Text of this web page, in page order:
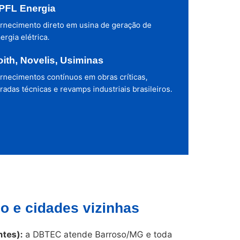
Energia
direto em usina de geração de
elétrica.
Novelis, Usiminas
contínuos em obras críticas,
técnicas e revamps industriais brasileiros.
e cidades vizinhas
a DBTEC atende Barroso/MG e toda